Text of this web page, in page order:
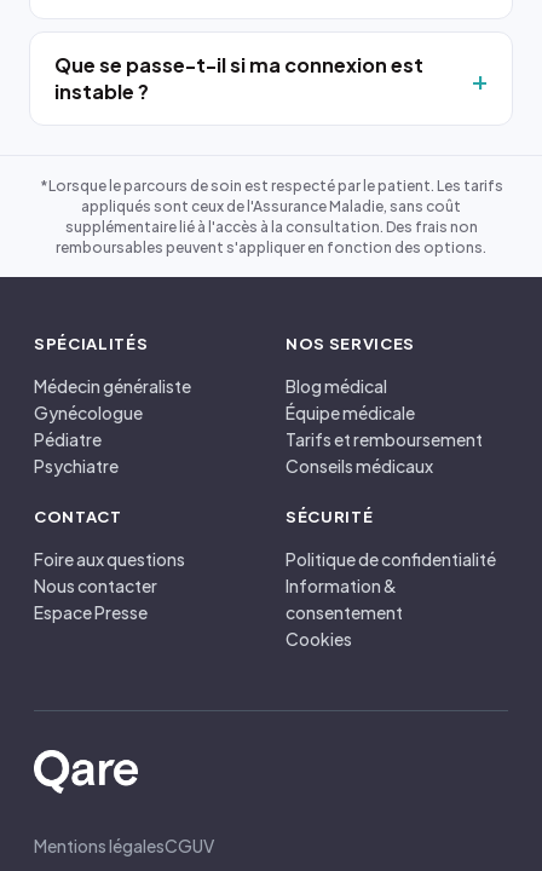
Que se passe-t-il si ma connexion est
instable ?
*Lorsque le parcours de soin est respecté par le patient. Les tarifs
appliqués sont ceux de l'Assurance Maladie, sans coût
supplémentaire lié à l'accès à la consultation. Des frais non
remboursables peuvent s'appliquer en fonction des options.
SPÉCIALITÉS
Médecin généraliste
Gynécologue
Pédiatre
Psychiatre
NOS SERVICES
Blog médical
Équipe médicale
Tarifs et remboursement
Conseils médicaux
CONTACT
Foire aux questions
Nous contacter
Espace Presse
SÉCURITÉ
Politique de confidentialité
Information &
consentement
Cookies
Mentions légalesCGUV